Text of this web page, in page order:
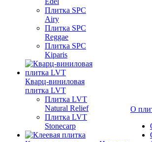
Плитка SPC
Airy
Плитка SPC
Reggae
Плитка SPC
Kiparis
Кварц-виниловая
плитка LVT
Плитка LVT
Natural Relief
Плитка LVT
Stonecarp
О